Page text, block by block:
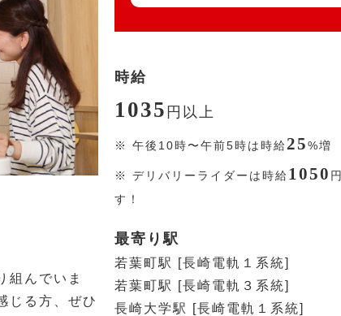
組んでいま
じる方、ぜひ
時給
1035 円 以上
※ 午後10時〜午前5時は時給25%増
※ デリバリーライダーは時給 1050 円
す！
最寄り駅
若葉町駅 [長崎電軌１系統]
若葉町駅 [長崎電軌３系統]
長崎大学駅 [長崎電軌１系統]